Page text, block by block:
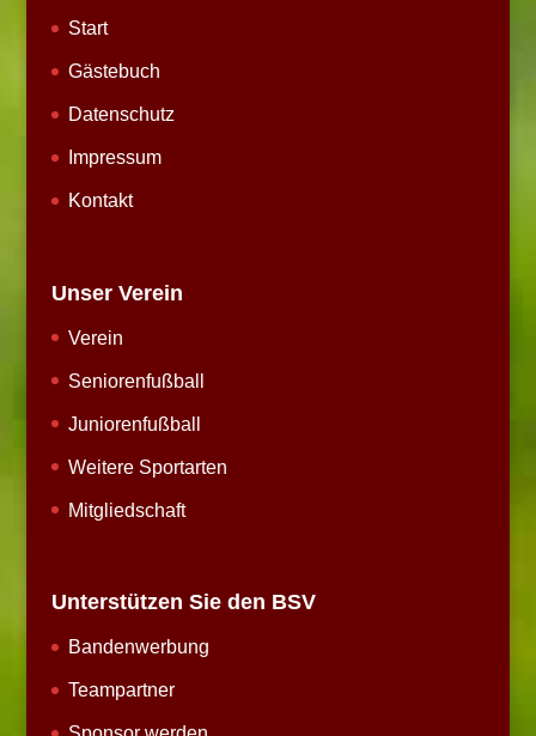
Start
Gästebuch
Datenschutz
Impressum
Kontakt
Unser Verein
Verein
Seniorenfußball
Juniorenfußball
Weitere Sportarten
Mitgliedschaft
Unterstützen Sie den BSV
Bandenwerbung
Teampartner